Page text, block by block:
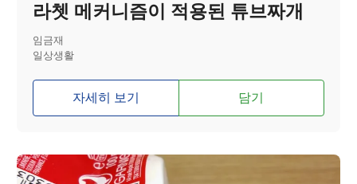
라쳇 메커니즘이 적용된 튜브짜개
임금재
일상생활
자세히 보기 담기